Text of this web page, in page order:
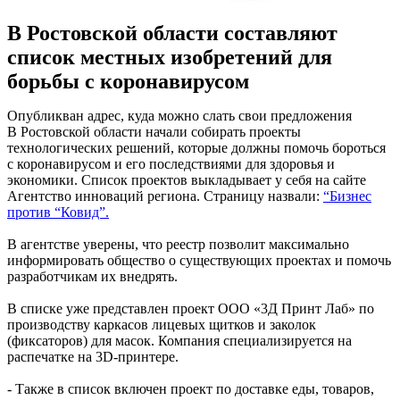
В Ростовской области составляют
список местных изобретений для
борьбы с коронавирусом
Опубликван адрес, куда можно слать свои предложения
В Ростовской области начали собирать проекты
технологических решений, которые должны помочь бороться
с коронавирусом и его последствиями для здоровья и
экономики. Список проектов выкладывает у себя на сайте
Агентство инноваций региона. Страницу назвали: “Бизнес
против “Ковид”.
В агентстве уверены, что реестр позволит максимально
информировать общество о существующих проектах и помочь
разработчикам их внедрять.
В списке уже представлен проект ООО «3Д Принт Лаб» по
производству каркасов лицевых щитков и заколок
(фиксаторов) для масок. Компания специализируется на
распечатке на 3D-принтере.
- Также в список включен проект по доставке еды, товаров,